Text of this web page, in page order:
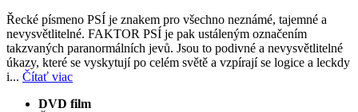
Řecké písmeno PSÍ je znakem pro všechno neznámé, tajemné a
nevysvětlitelné. FAKTOR PSÍ je pak ustáleným označením
takzvaných paranormálních jevů. Jsou to podivné a nevysvětlitelné
úkazy, které se vyskytují po celém světě a vzpírají se logice a leckdy
i... Čítať viac
DVD film